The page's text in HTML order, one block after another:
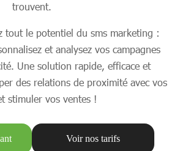
trouvent.
tout le potentiel du sms marketing :
et analysez vos campagnes
Une solution rapide, efficace et
des relations de proximité avec vos
stimuler vos ventes !
Voir nos tarifs